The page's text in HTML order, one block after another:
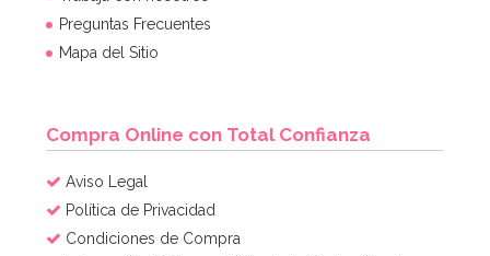
Preguntas Frecuentes
Mapa del Sitio
Compra Online con Total Confianza
Aviso Legal
Política de Privacidad
Condiciones de Compra